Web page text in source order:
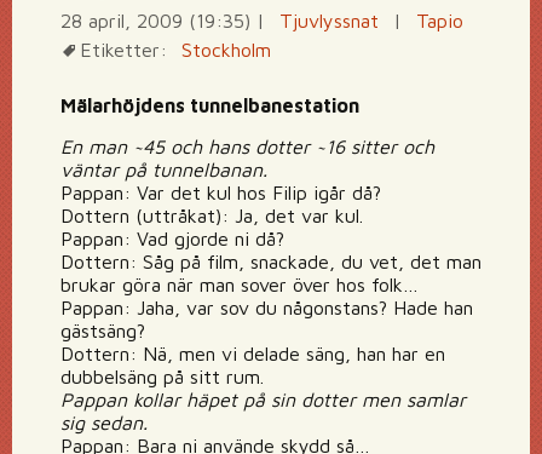
28 april, 2009 (19:35) | Tjuvlyssnat |
Tapio
Etiketter:
Stockholm
Mälarhöjdens tunnelbanestation
En man ~45 och hans dotter ~16 sitter och
väntar på tunnelbanan.
Pappan: Var det kul hos Filip igår då?
Dottern (uttråkat): Ja, det var kul.
Pappan: Vad gjorde ni då?
Dottern: Såg på film, snackade, du vet, det man
brukar göra när man sover över hos folk…
Pappan: Jaha, var sov du någonstans? Hade han
gästsäng?
Dottern: Nä, men vi delade säng, han har en
dubbelsäng på sitt rum.
Pappan kollar häpet på sin dotter men samlar
sig sedan.
Pappan: Bara ni använde skydd så…